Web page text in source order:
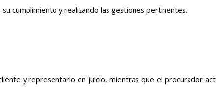
cumplimiento y realizando las gestiones pertinentes.
y representarlo en juicio, mientras que el procurador